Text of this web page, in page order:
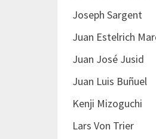
Joseph Sargent
Juan Estelrich
Juan José Jusid
Juan Luis Buñuel
Kenji Mizoguchi
Lars Von Trier